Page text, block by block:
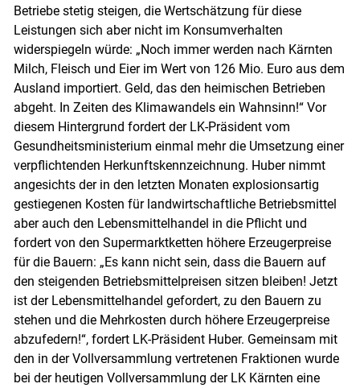
Skip to main content
Betriebe stetig steigen, die Wertschätzung für diese
Leistungen sich aber nicht im Konsumverhalten
widerspiegeln würde: „Noch immer werden nach Kärnten
Milch, Fleisch und Eier im Wert von 126 Mio. Euro aus dem
Ausland importiert. Geld, das den heimischen Betrieben
abgeht. In Zeiten des Klimawandels ein Wahnsinn!“ Vor
diesem Hintergrund fordert der LK-Präsident vom
Gesundheitsministerium einmal mehr die Umsetzung einer
verpflichtenden Herkunftskennzeichnung. Huber nimmt
angesichts der in den letzten Monaten explosionsartig
gestiegenen Kosten für landwirtschaftliche Betriebsmittel
aber auch den Lebensmittelhandel in die Pflicht und
fordert von den Supermarktketten höhere Erzeugerpreise
für die Bauern: „Es kann nicht sein, dass die Bauern auf
den steigenden Betriebsmittelpreisen sitzen bleiben! Jetzt
ist der Lebensmittelhandel gefordert, zu den Bauern zu
stehen und die Mehrkosten durch höhere Erzeugerpreise
abzufedern!“, fordert LK-Präsident Huber. Gemeinsam mit
den in der Vollversammlung vertretenen Fraktionen wurde
bei der heutigen Vollversammlung der LK Kärnten eine